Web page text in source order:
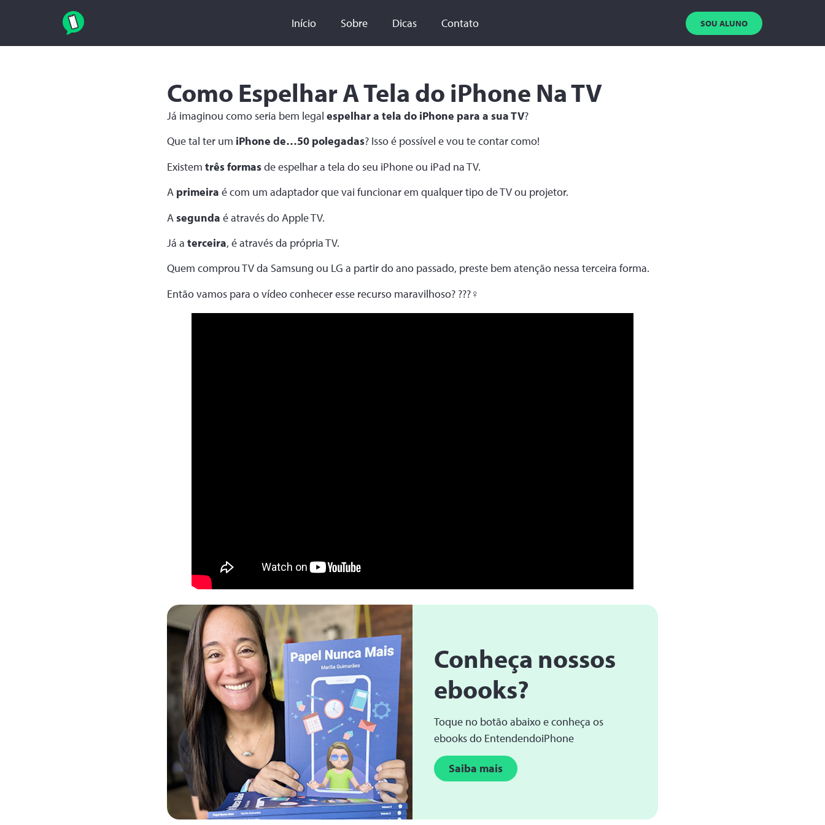
Início Sobre Dicas Contato SOU ALUNO
Como Espelhar A Tela do iPhone Na TV
Já imaginou como seria bem legal espelhar a tela do iPhone para a sua TV?
Que tal ter um iPhone de…50 polegadas? Isso é possível e vou te contar como!
Existem três formasde espelhar a tela do seu iPhone ou iPad na TV.
A primeira é com um adaptador que vai funcionar em qualquer tipo de TV ou projetor.
A segunda é através do Apple TV.
Já a terceira, é através da própria TV.
Quem comprou TV da Samsung ou LG a partir do ano passado, preste bem atenção nessa terceira forma.
Então vamos para o vídeo conhecer esse recurso maravilhoso? ???‍♀️
Conheça nossos
ebooks?
Toque no botão abaixo e conheça os
ebooks do EntendendoiPhone
Saiba mais